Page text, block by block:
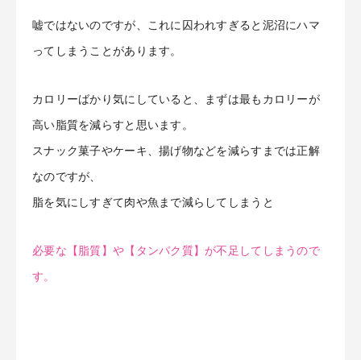
嘘ではないのですが、これに囚われすぎると泥沼にハマ
ってしまうことがあります。
カロリーばかり気にしていると、まずは最もカロリーが
高い脂質を減らすと思います。
スナック菓子やケーキ、揚げ物などを減らすまでは正解
なのですが、
脂を気にしすぎて肉や魚まで減らしてしまうと
必要な【脂質】や【タンパク質】が不足してしまうので
す。